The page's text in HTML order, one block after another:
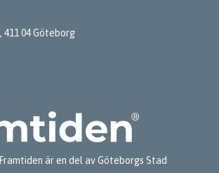
411 04 Göteborg
är en del av Göteborgs Stad